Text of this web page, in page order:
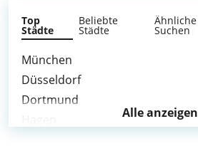
Top
Städte
Beliebte
Städte
Ähnliche
Suchen
München
Düsseldorf
Dortmund
Alle anzeigen